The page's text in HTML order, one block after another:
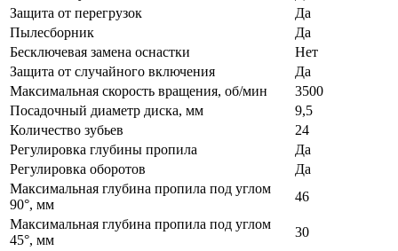
Защита от перегрузок
Да
Пылесборник
Да
Бесключевая замена оснастки
Нет
Защита от случайного включения
Да
Максимальная скорость вращения, об/мин
3500
Посадочный диаметр диска, мм
9,5
Количество зубьев
24
Регулировка глубины пропила
Да
Регулировка оборотов
Да
Максимальная глубина пропила под углом
90°, мм
46
Максимальная глубина пропила под углом
45°, мм
30